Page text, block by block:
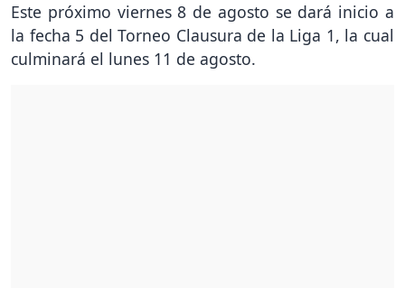
Este próximo viernes 8 de agosto se dará inicio a
la fecha 5 del Torneo Clausura de la Liga 1, la cual
culminará el lunes 11 de agosto.